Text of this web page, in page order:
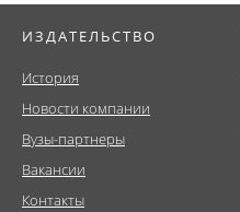
ИЗДАТЕЛЬСТВО
История
Новости компании
Вузы-партнеры
Вакансии
Контакты